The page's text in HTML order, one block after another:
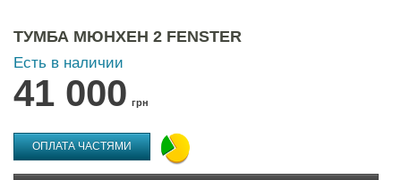
ТУМБА МЮНХЕН 2 FENSTER
Есть в наличии
41 000 грн
ОПЛАТА ЧАСТЯМИ